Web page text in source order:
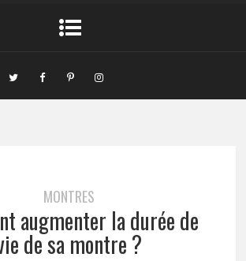
MONTRES
augmenter la durée de
de sa montre ?